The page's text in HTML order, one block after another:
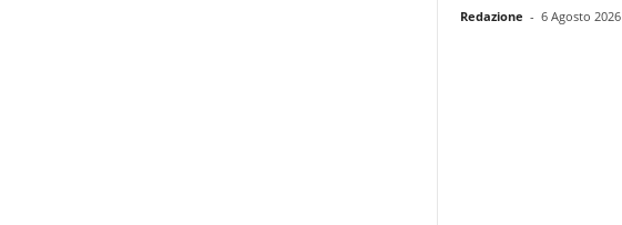
Redazione - 6 Agosto 2026